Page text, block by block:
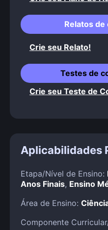
Relatos
Crie seu Relato!
Testes de
Crie seu Teste de
Aplicabilidades
Etapa/Nível de Ensino:
Anos Finais, Ensino
Área de Ensino:
Componente